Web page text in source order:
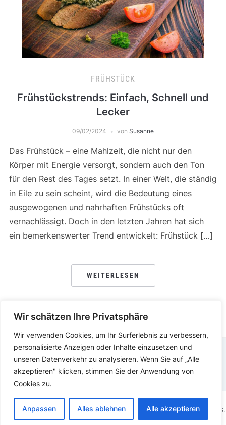
Wir schätzen Ihre Privatsphäre
Wir verwenden Cookies, um Ihr Surferlebnis zu verbessern,
personalisierte Anzeigen oder Inhalte einzusetzen und
unseren Datenverkehr zu analysieren. Wenn Sie auf „Alle
akzeptieren" klicken, stimmen Sie der Anwendung von
Cookies zu.
Anpassen Alles ablehnen Alle akzeptieren
FRÜHSTÜCK
Frühstückstrends: Einfach, Schnell und
Lecker
09/02/2024 von Susanne
Das Frühstück – eine Mahlzeit, die nicht nur den
Körper mit Energie versorgt, sondern auch den Ton
für den Rest des Tages setzt. In einer Welt, die ständig
in Eile zu sein scheint, wird die Bedeutung eines
ausgewogenen und nahrhaften Frühstücks oft
vernachlässigt. Doch in den letzten Jahren hat sich
ein bemerkenswerter Trend entwickelt: Frühstück […]
WEITERLESEN
DATENSCHUTZERKLÄRUNG IMPRESSUM
COPYRIGHT © 2025.KOCHEN ESSEN PRÄSENTIERT VONWORDPRESS.